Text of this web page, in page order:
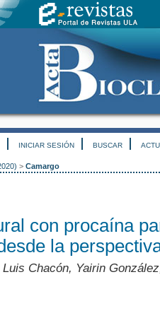
INICIAR SESIÓN BUSCAR
> Camargo
con procaína
la
Chacón, Yairin